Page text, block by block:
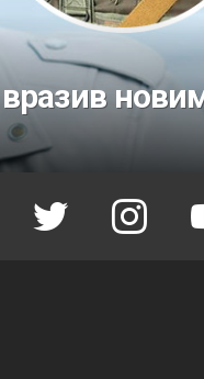
twitter instagram